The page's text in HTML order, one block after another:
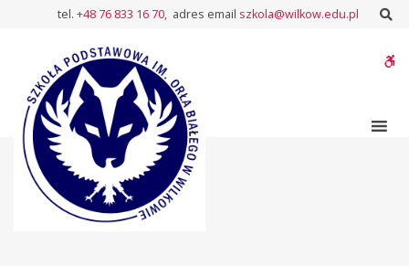
tel. +48 76 833 16 70, adres email szkola@wilkow.edu.pl